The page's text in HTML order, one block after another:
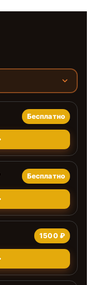
Бесплатно
Бесплатно
1500 ₽